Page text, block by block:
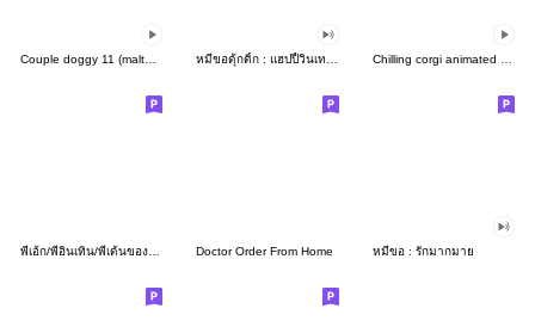
Doctor Order From Home หมีขอ : รักมากมาย